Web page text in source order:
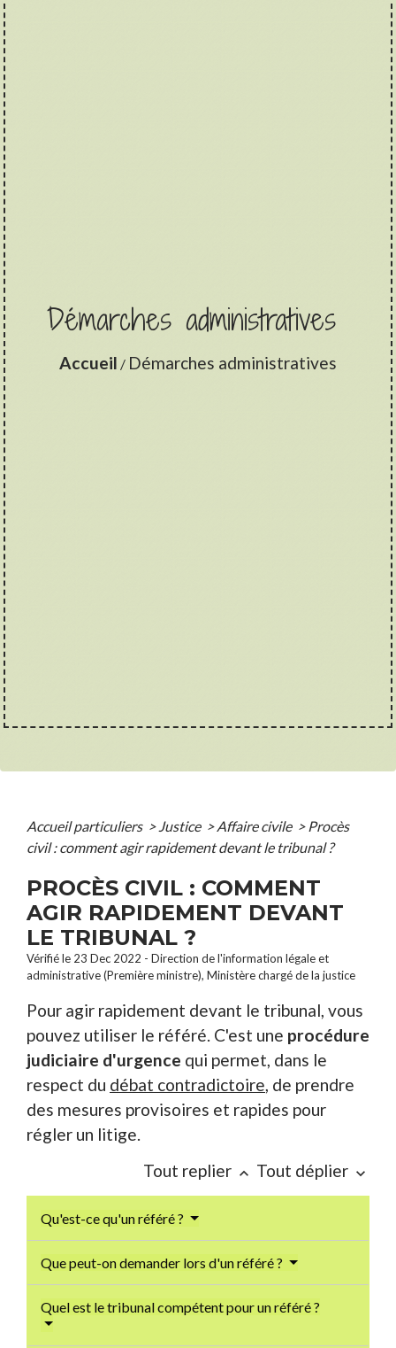
Démarches administratives
Accueil / Démarches administratives
Accueil particuliers > Justice > Affaire civile > Procès
civil : comment agir rapidement devant le tribunal ?
PROCÈS CIVIL : COMMENT
AGIR RAPIDEMENT DEVANT
LE TRIBUNAL ?
Vérifié le 23 Dec 2022 - Direction de l'information légale et
administrative (Première ministre), Ministère chargé de la justice
Pour agir rapidement devant le tribunal, vous
pouvez utiliser le référé. C'est une procédure
judiciaire d'urgence qui permet, dans le
respect du débat contradictoire, de prendre
des mesures provisoires et rapides pour
régler un litige.
Tout replier keyboard_arrow_up Tout déplier keyboard_arrow_down
Qu'est-ce qu'un référé ?
Que peut-on demander lors d'un référé ?
Quel est le tribunal compétent pour un référé ?